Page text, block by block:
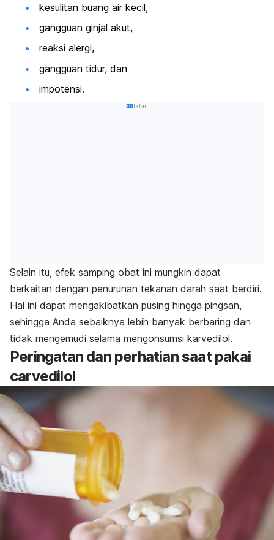
kesulitan buang air kecil,
gangguan ginjal akut,
reaksi alergi,
gangguan tidur, dan
impotensi.
Iklan
Selain itu, efek samping obat ini mungkin dapat
berkaitan dengan penurunan tekanan darah saat berdiri.
Hal ini dapat mengakibatkan pusing hingga pingsan,
sehingga Anda sebaiknya lebih banyak berbaring dan
tidak mengemudi selama mengonsumsi karvedilol.
Peringatan dan perhatian saat pakai
carvedilol